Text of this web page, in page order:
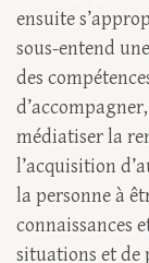
ensuite
sous-entend
des
médiatiser la
l’acquisition
la personne à
connaissances
situations et de